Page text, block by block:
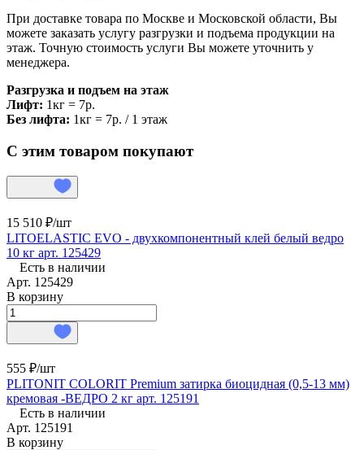
При доставке товара по Москве и Московской области, Вы
можете заказать услугу разгрузки и подъема продукции на
этаж. Точную стоимость услуги Вы можете уточнить у
менеджера.
Разгрузка и подъем на этаж
Лифт: 1кг = 7р.
Без лифта: 1кг = 7р. / 1 этаж
С этим товаром покупают
15 510 ₽/шт
LITOELASTIC EVO - двухкомпонентный клей белый ведро
10 кг арт. 125429
Есть в наличии
Арт. 125429
В корзину
555 ₽/шт
PLITONIT COLORIT Premium затирка биоцидная (0,5-13 мм)
кремовая -ВЕДРО 2 кг арт. 125191
Есть в наличии
Арт. 125191
В корзину